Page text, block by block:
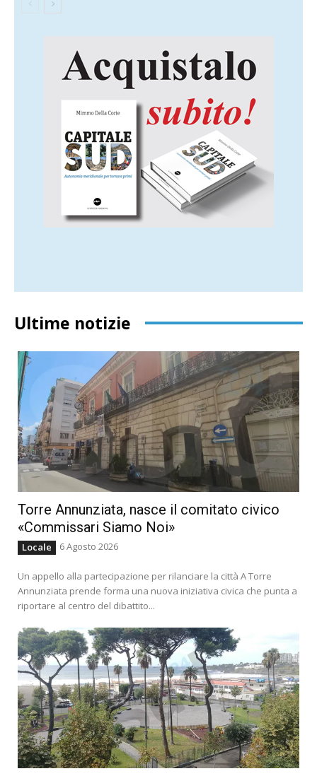
Ultime notizie
Torre Annunziata, nasce il comitato civico
«Commissari Siamo Noi»
Locale 6 Agosto 2026
Un appello alla partecipazione per rilanciare la città A Torre
Annunziata prende forma una nuova iniziativa civica che punta a
riportare al centro del dibattito...